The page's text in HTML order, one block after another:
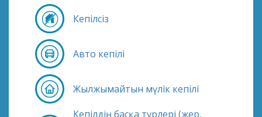
Кепілсіз
Авто кепілі
Жылжымайтын мүлік кепілі
Кепілдің басқа түрлері (жер,